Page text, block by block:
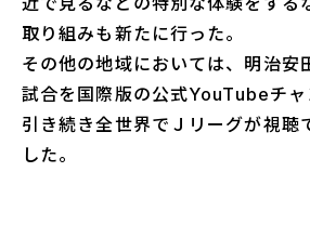
取り組みも新たに行った。
その他の地域においては、明治安
試合を国際版の公式YouTubeチャ
引き続き全世界でＪリーグが視聴
した。